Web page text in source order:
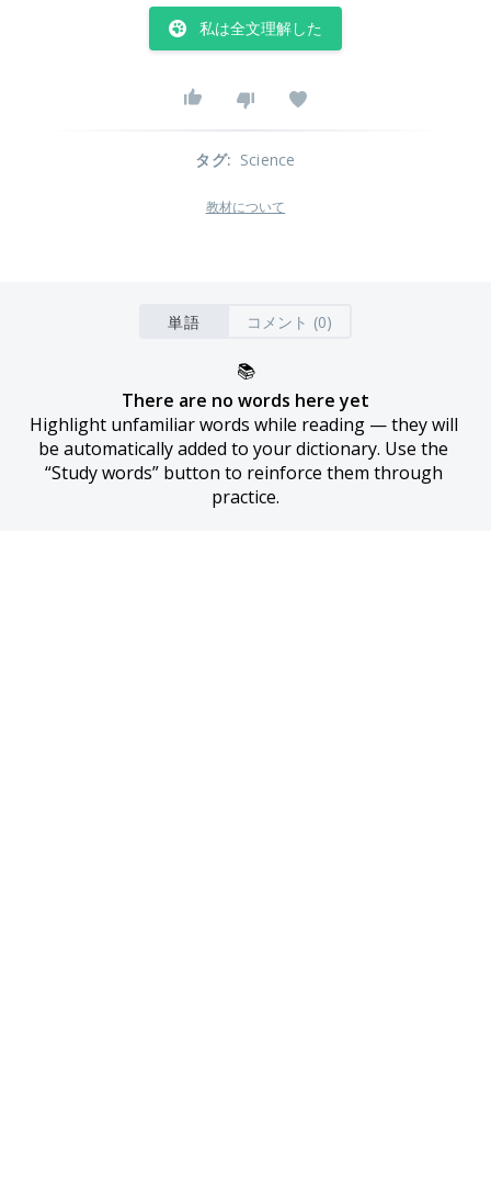
私は全文理解した
タグ: Science
教材について
単語 コメント (0)
📚
There are no words here yet
Highlight unfamiliar words while reading — they will
be automatically added to your dictionary. Use the
“Study words” button to reinforce them through
practice.